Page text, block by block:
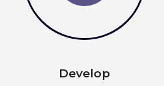
Develop